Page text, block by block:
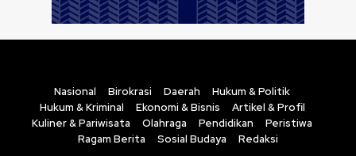
Nasional Birokrasi Daerah
Hukum & Politik
Hukum & Kriminal
Ekonomi & Bisnis
Artikel & Profil
Kuliner & Pariwisata
Olahraga Pendidikan
Peristiwa
Ragam Berita
Sosial Budaya Redaksi